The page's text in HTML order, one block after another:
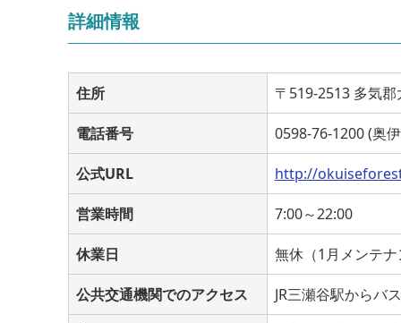
詳細情報
住所 〒519-2513 多気
電話番号 0598-76-1200 (奥
公式URL http://
営業時間 7:00～22:00
休業日 無休（1月メンテ
公共交通機関でのアクセス JR三瀬谷駅からバ